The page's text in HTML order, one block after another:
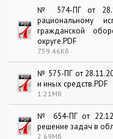
№ 574-ПГ от
рациональному
гражданской
округе.PDF
759.46Кб
№ 575-ПГ от
и иных средств.PDF
1.21Мб
№ 654-ПГ от
решение задач в
2.69Мб